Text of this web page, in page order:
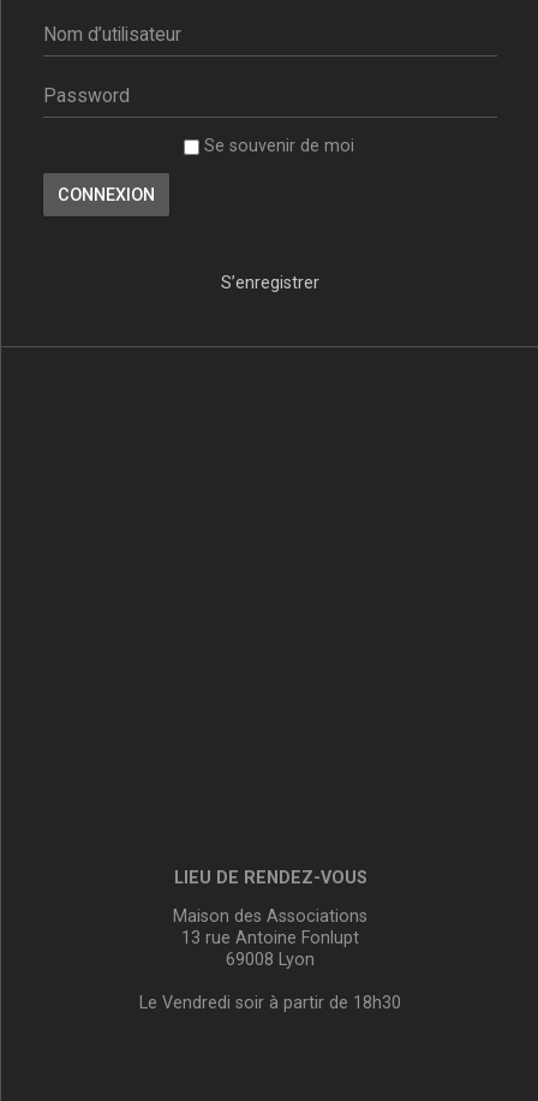
Se souvenir de moi
S’enregistrer
LIEU DE RENDEZ-VOUS
Maison des Associations
13 rue Antoine Fonlupt
69008 Lyon
Le Vendredi soir à partir de 18h30